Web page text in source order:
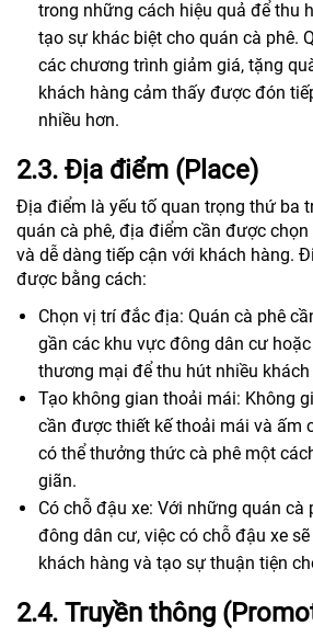
trong những cách hiệu quả để thu
tạo sự khác biệt cho quán cà phê.
các chương trình giảm giá, tặng
khách hàng cảm thấy được đón
nhiều hơn.
2.3. Địa điểm (Place)
Địa điểm là yếu tố quan trọng thứ ba
quán cà phê, địa điểm cần được
và dễ dàng tiếp cận với khách hàng.
được bằng cách:
Chọn vị trí đắc địa: Quán cà phê
gần các khu vực đông dân cư
thương mại để thu hút nhiều khách
Tạo không gian thoải mái: Không
cần được thiết kế thoải mái và ấm
có thể thưởng thức cà phê một
giãn.
Có chỗ đậu xe: Với những quán cà
đông dân cư, việc có chỗ đậu xe
khách hàng và tạo sự thuận tiện
2.4. Truyền thông